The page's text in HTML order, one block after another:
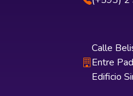
Calle
Entre
Edificio